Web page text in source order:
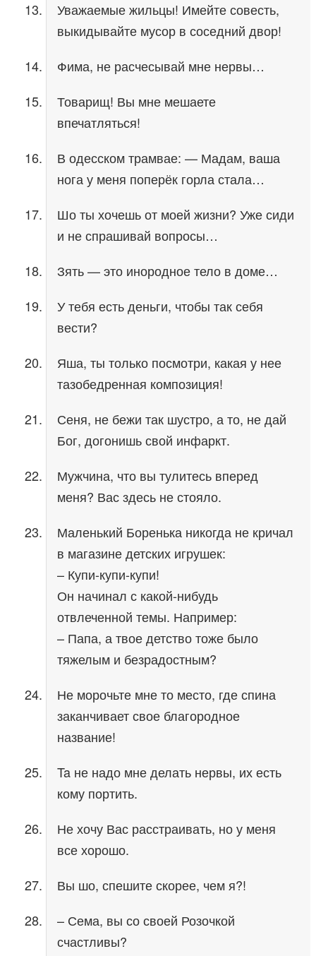
Уважаемые жильцы! Имейте совесть,
выкидывайте мусор в соседний двор!
Фима, не расчесывай мне нервы…
Товарищ! Вы мне мешаете
впечатляться!
В одесском трамвае: — Мадам, ваша
нога у меня поперёк горла стала…
Шо ты хочешь от моей жизни? Уже сиди
и не спрашивай вопросы…
Зять — это инородное тело в доме…
У тебя есть деньги, чтобы так себя
вести?
Яша, ты только посмотри, какая у нее
тазобедренная композиция!
Сеня, не бежи так шустро, а то, не дай
Бог, догонишь свой инфаркт.
Мужчина, что вы тулитесь вперед
меня? Вас здесь не стояло.
Маленький Боренька никогда не кричал
в магазине детских игрушек:
– Купи-купи-купи!
Он начинал с какой-нибудь
отвлеченной темы. Например:
– Папа, а твое детство тоже было
тяжелым и безрадостным?
Не морочьте мне то место, где спина
заканчивает свое благородное
название!
Ta не надо мне делать нервы, их есть
кому портить.
Не хочу Вас расстраивать, но у меня
все хорошо.
Вы шо, спешите скорее, чем я?!
– Сема, вы со своей Розочкой
счастливы?